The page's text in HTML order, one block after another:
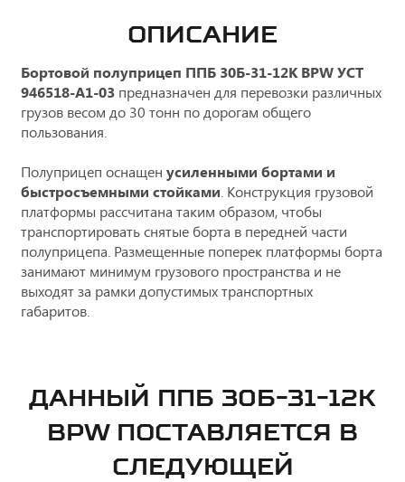
ОПИСАНИЕ
Бортовой полуприцеп ППБ 30Б-31-12К BPW УСТ
946518-A1-03 предназначен для перевозки различных
грузов весом до 30 тонн по дорогам общего
пользования.
Полуприцеп оснащен усиленными бортами и
быстросъемными стойками. Конструкция грузовой
платформы рассчитана таким образом, чтобы
транспортировать снятые борта в передней части
полуприцепа. Размещенные поперек платформы борта
занимают минимум грузового пространства и не
выходят за рамки допустимых транспортных
габаритов.
ДАННЫЙ ППБ 30Б-31-12К
BPW ПОСТАВЛЯЕТСЯ В
СЛЕДУЮЩЕЙ